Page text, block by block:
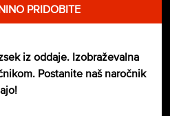
PRIDOBITE
iz oddaje. Izobraževalna
Postanite naš naročnik